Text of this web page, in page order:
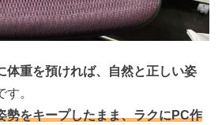
体重を預ければ、自然と正しい姿
。
勢をキープしたまま、ラクにPC作